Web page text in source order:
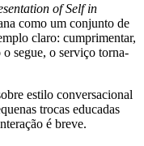
of Self in
como um conjunto de
claro: cumprimentar,
segue, o serviço torna-
estilo conversacional
trocas educadas
é breve.